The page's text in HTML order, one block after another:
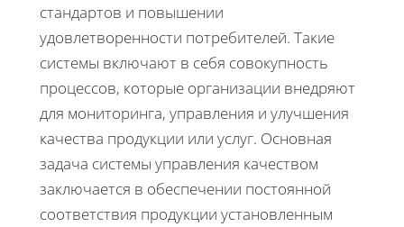
стандартов и повышении
удовлетворенности потребителей. Такие
системы включают в себя совокупность
процессов, которые организации внедряют
для мониторинга, управления и улучшения
качества продукции или услуг. Основная
задача системы управления качеством
заключается в обеспечении постоянной
соответствия продукции установленным